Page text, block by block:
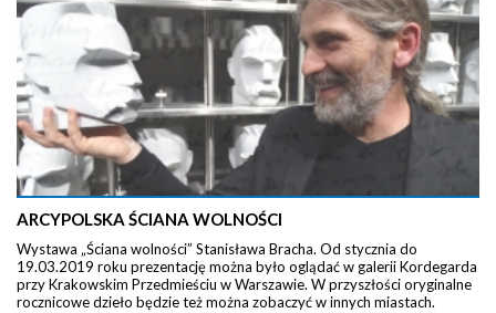
ARCYPOLSKA ŚCIANA WOLNOŚCI
Wystawa „Ściana wolności” Stanisława Bracha. Od stycznia do
19.03.2019 roku prezentację można było oglądać w galerii Kordegarda
przy Krakowskim Przedmieściu w Warszawie. W przyszłości oryginalne
rocznicowe dzieło będzie też można zobaczyć w innych miastach.